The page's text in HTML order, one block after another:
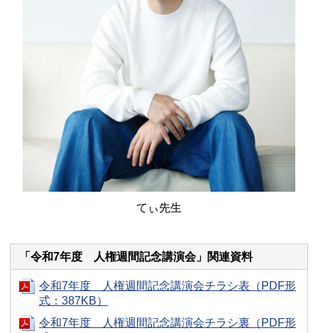
てぃ先生
「令和7年度 人権週間記念講演会」関連資料
令和7年度 人権週間記念講演会チラシ表（PDF形
式：387KB）
令和7年度 人権週間記念講演会チラシ裏（PDF形